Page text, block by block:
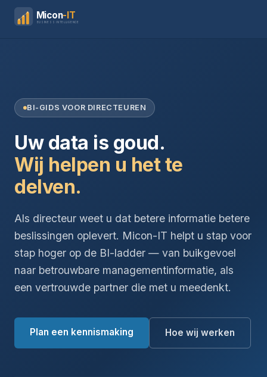
Micon-IT
BUSINESS INTELLIGENCE
BI-GIDS VOOR DIRECTEUREN
Uw data is goud.
Wij helpen u het te
delven.
Als directeur weet u dat betere informatie betere
beslissingen oplevert. Micon-IT helpt u stap voor
stap hoger op de BI-ladder — van buikgevoel
naar betrouwbare managementinformatie, als
een vertrouwde partner die met u meedenkt.
Plan een kennismaking Hoe wij werken